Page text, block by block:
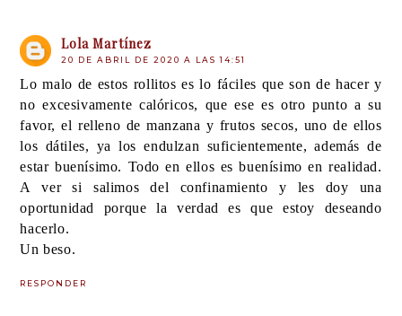
Lola Martínez
20 DE ABRIL DE 2020 A LAS 14:51
Lo malo de estos rollitos es lo fáciles que son de hacer y
no excesivamente calóricos, que ese es otro punto a su
favor, el relleno de manzana y frutos secos, uno de ellos
los dátiles, ya los endulzan suficientemente, además de
estar buenísimo. Todo en ellos es buenísimo en realidad.
A ver si salimos del confinamiento y les doy una
oportunidad porque la verdad es que estoy deseando
hacerlo.
Un beso.
RESPONDER